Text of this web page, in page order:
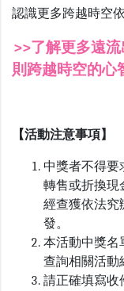
認識更多跨越時空
>>了解更多遠
則跨越時空的心
【活動注意事項】
中獎者不得要
轉售或折換現
經查獲依法究
發。
本活動中獎名
查詢相關活動
請正確填寫收